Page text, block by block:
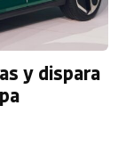
y dispara